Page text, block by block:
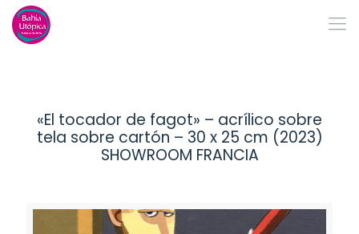
«El tocador de fagot» – acrílico sobre
tela sobre cartón – 30 x 25 cm (2023)
SHOWROOM FRANCIA